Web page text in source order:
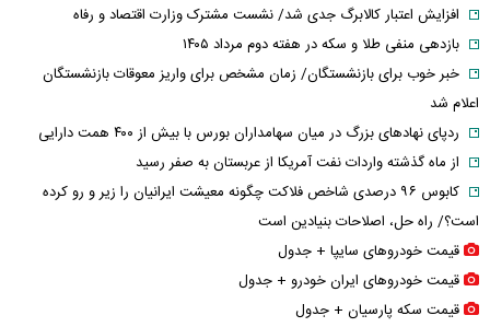
افزایش اعتبار کالابرگ جدی شد/ نشست مشترک وزارت اقتصاد و رفاه
بازدهی منفی طلا و سکه در هفته دوم مرداد ۱۴۰۵
خبر خوب برای بازنشستگان/ زمان مشخص برای واریز معوقات بازنشستگان
اعلام شد
ردپای نهاد‌های بزرگ در میان سهامداران بورس با بیش از ۴۰۰ همت دارایی
از ماه گذشته واردات نفت آمریکا از عربستان به صفر رسید
کابوس ۹۶ درصدی شاخص فلاکت چگونه معیشت ایرانیان را زیر و رو کرده
است؟/ راه حل، اصلاحات بنیادین است
قیمت خودرو‌های سایپا + جدول
قیمت خودرو‌های ایران خودرو + جدول
قیمت سکه پارسیان + جدول